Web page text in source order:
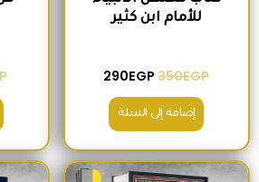
للأمام ابن كثير
350EGP
290EGP
إضافة إلى السلة
السعر الأصلي هو: 300EGP.السعر الحالي هو: 260EGP.